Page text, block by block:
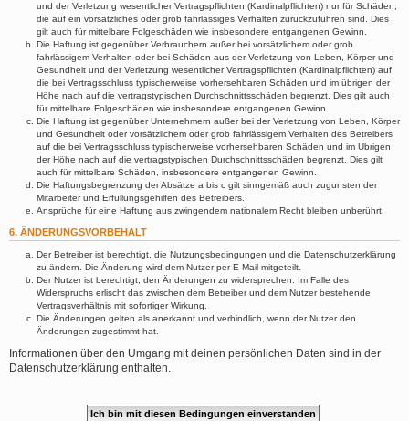
und der Verletzung wesentlicher Vertragspflichten (Kardinalpflichten) nur für Schäden,
die auf ein vorsätzliches oder grob fahrlässiges Verhalten zurückzuführen sind. Dies
gilt auch für mittelbare Folgeschäden wie insbesondere entgangenen Gewinn.
Die Haftung ist gegenüber Verbrauchern außer bei vorsätzlichem oder grob
fahrlässigem Verhalten oder bei Schäden aus der Verletzung von Leben, Körper und
Gesundheit und der Verletzung wesentlicher Vertragspflichten (Kardinalpflichten) auf
die bei Vertragsschluss typischerweise vorhersehbaren Schäden und im übrigen der
Höhe nach auf die vertragstypischen Durchschnittsschäden begrenzt. Dies gilt auch
für mittelbare Folgeschäden wie insbesondere entgangenen Gewinn.
Die Haftung ist gegenüber Unternehmern außer bei der Verletzung von Leben, Körper
und Gesundheit oder vorsätzlichem oder grob fahrlässigem Verhalten des Betreibers
auf die bei Vertragsschluss typischerweise vorhersehbaren Schäden und im Übrigen
der Höhe nach auf die vertragstypischen Durchschnittsschäden begrenzt. Dies gilt
auch für mittelbare Schäden, insbesondere entgangenen Gewinn.
Die Haftungsbegrenzung der Absätze a bis c gilt sinngemäß auch zugunsten der
Mitarbeiter und Erfüllungsgehilfen des Betreibers.
Ansprüche für eine Haftung aus zwingendem nationalem Recht bleiben unberührt.
6. ÄNDERUNGSVORBEHALT
Der Betreiber ist berechtigt, die Nutzungsbedingungen und die Datenschutzerklärung
zu ändern. Die Änderung wird dem Nutzer per E-Mail mitgeteilt.
Der Nutzer ist berechtigt, den Änderungen zu widersprechen. Im Falle des
Widerspruchs erlischt das zwischen dem Betreiber und dem Nutzer bestehende
Vertragsverhältnis mit sofortiger Wirkung.
Die Änderungen gelten als anerkannt und verbindlich, wenn der Nutzer den
Änderungen zugestimmt hat.
Informationen über den Umgang mit deinen persönlichen Daten sind in der
Datenschutzerklärung enthalten.